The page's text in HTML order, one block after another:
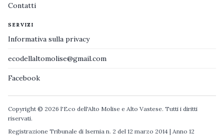
Contatti
SERVIZI
Informativa sulla privacy
ecodellaltomolise@gmail.com
Facebook
Copyright © 2026 l'Eco dell'Alto Molise e Alto Vastese. Tutti i diritti
riservati.
Registrazione Tribunale di Isernia n. 2 del 12 marzo 2014 | Anno 12